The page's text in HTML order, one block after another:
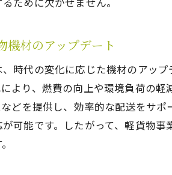
軽
現場の
配
現
機材のアップデート
時代の変化に応じた機材のアッ
より、燃費の向上や環境負荷の
どを提供し、効率的な配送をサ
可能です。したがって、軽貨物